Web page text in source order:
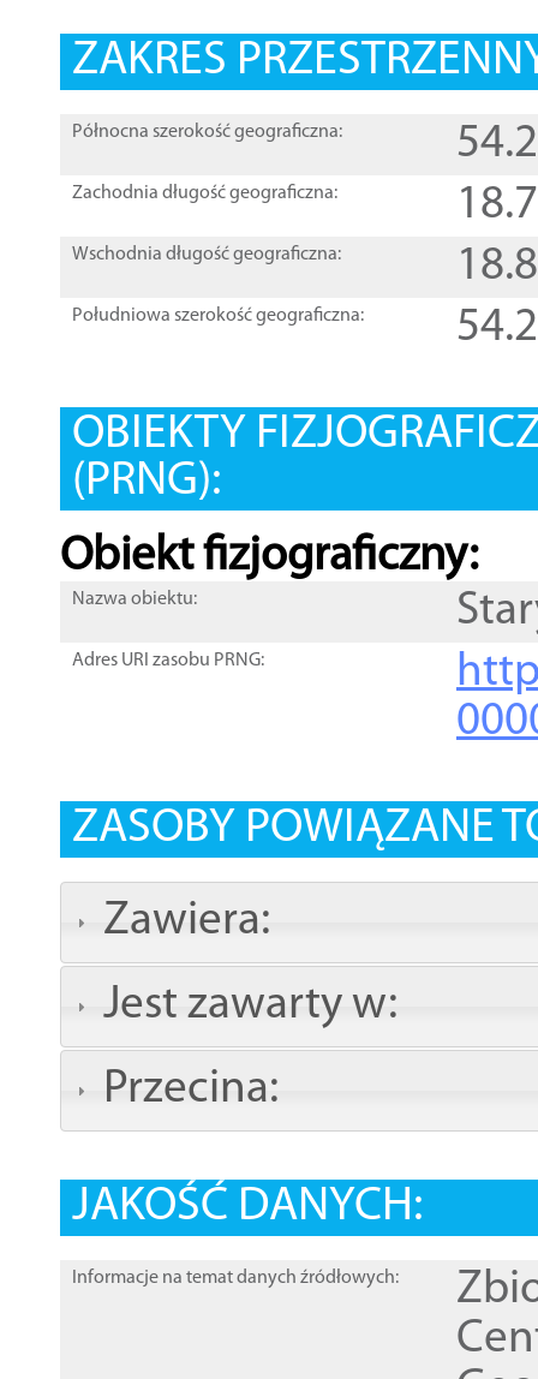
ZAKRES
Północna szerokość geograficzna:
Zachodnia długość geograficzna:
Wschodnia długość geograficzna:
Południowa szerokość geograficzna:
OBIEKTY
(PRNG):
Obiekt fizjograficzny:
Nazwa obiektu:
Adres URI zasobu PRNG:
ZASOBY POWIĄZANE
Zawiera:
Jest zawarty w:
Przecina:
JAKOŚĆ DANYCH:
Informacje na temat danych źródłowych: